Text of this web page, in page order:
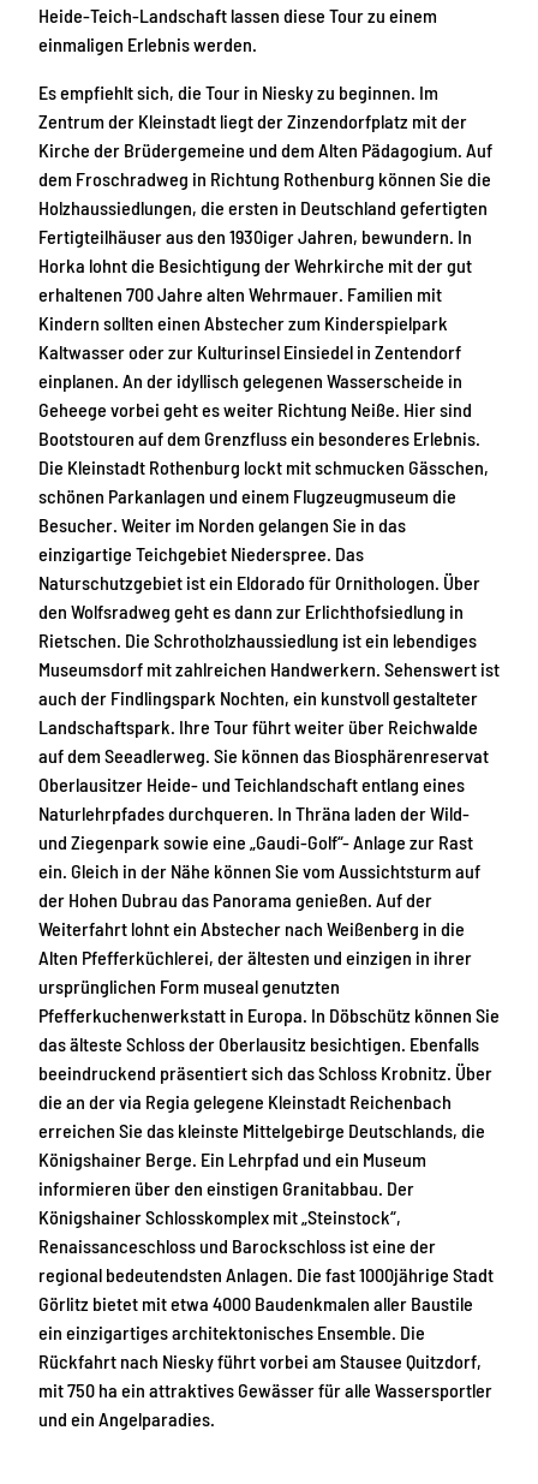
Heide-Teich-Landschaft lassen diese Tour zu einem
einmaligen Erlebnis werden.
Es empfiehlt sich, die Tour in Niesky zu beginnen. Im
Zentrum der Kleinstadt liegt der Zinzendorfplatz mit der
Kirche der Brüdergemeine und dem Alten Pädagogium. Auf
dem Froschradweg in Richtung Rothenburg können Sie die
Holzhaussiedlungen, die ersten in Deutschland gefertigten
Fertigteilhäuser aus den 1930iger Jahren, bewundern. In
Horka lohnt die Besichtigung der Wehrkirche mit der gut
erhaltenen 700 Jahre alten Wehrmauer. Familien mit
Kindern sollten einen Abstecher zum Kinderspielpark
Kaltwasser oder zur Kulturinsel Einsiedel in Zentendorf
einplanen. An der idyllisch gelegenen Wasserscheide in
Geheege vorbei geht es weiter Richtung Neiße. Hier sind
Bootstouren auf dem Grenzfluss ein besonderes Erlebnis.
Die Kleinstadt Rothenburg lockt mit schmucken Gässchen,
schönen Parkanlagen und einem Flugzeugmuseum die
Besucher. Weiter im Norden gelangen Sie in das
einzigartige Teichgebiet Niederspree. Das
Naturschutzgebiet ist ein Eldorado für Ornithologen. Über
den Wolfsradweg geht es dann zur Erlichthofsiedlung in
Rietschen. Die Schrotholzhaussiedlung ist ein lebendiges
Museumsdorf mit zahlreichen Handwerkern. Sehenswert ist
auch der Findlingspark Nochten, ein kunstvoll gestalteter
Landschaftspark. Ihre Tour führt weiter über Reichwalde
auf dem Seeadlerweg. Sie können das Biosphärenreservat
Oberlausitzer Heide- und Teichlandschaft entlang eines
Naturlehrpfades durchqueren. In Thräna laden der Wild-
und Ziegenpark sowie eine „Gaudi-Golf“- Anlage zur Rast
ein. Gleich in der Nähe können Sie vom Aussichtsturm auf
der Hohen Dubrau das Panorama genießen. Auf der
Weiterfahrt lohnt ein Abstecher nach Weißenberg in die
Alten Pfefferküchlerei, der ältesten und einzigen in ihrer
ursprünglichen Form museal genutzten
Pfefferkuchenwerkstatt in Europa. In Döbschütz können Sie
das älteste Schloss der Oberlausitz besichtigen. Ebenfalls
beeindruckend präsentiert sich das Schloss Krobnitz. Über
die an der via Regia gelegene Kleinstadt Reichenbach
erreichen Sie das kleinste Mittelgebirge Deutschlands, die
Königshainer Berge. Ein Lehrpfad und ein Museum
informieren über den einstigen Granitabbau. Der
Königshainer Schlosskomplex mit „Steinstock“,
Renaissanceschloss und Barockschloss ist eine der
regional bedeutendsten Anlagen. Die fast 1000jährige Stadt
Görlitz bietet mit etwa 4000 Baudenkmalen aller Baustile
ein einzigartiges architektonisches Ensemble. Die
Rückfahrt nach Niesky führt vorbei am Stausee Quitzdorf,
mit 750 ha ein attraktives Gewässer für alle Wassersportler
und ein Angelparadies.